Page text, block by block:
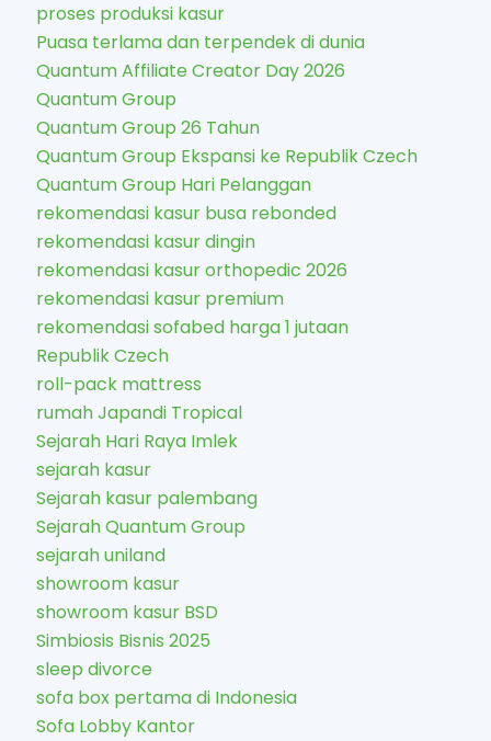
proses produksi kasur
Puasa terlama dan terpendek di dunia
Quantum Affiliate Creator Day 2026
Quantum Group
Quantum Group 26 Tahun
Quantum Group Ekspansi ke Republik Czech
Quantum Group Hari Pelanggan
rekomendasi kasur busa rebonded
rekomendasi kasur dingin
rekomendasi kasur orthopedic 2026
rekomendasi kasur premium
rekomendasi sofabed harga 1 jutaan
Republik Czech
roll-pack mattress
rumah Japandi Tropical
Sejarah Hari Raya Imlek
sejarah kasur
Sejarah kasur palembang
Sejarah Quantum Group
sejarah uniland
showroom kasur
showroom kasur BSD
Simbiosis Bisnis 2025
sleep divorce
sofa box pertama di Indonesia
Sofa Lobby Kantor